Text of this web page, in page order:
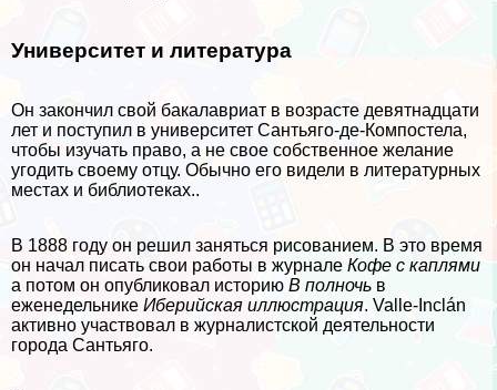
Университет и литература
Он закончил свой бакалавриат в возрасте девятнадцати
лет и поступил в университет Сантьяго-де-Компостела,
чтобы изучать право, а не свое собственное желание
угодить своему отцу. Обычно его видели в литературных
местах и ​​библиотеках..
В 1888 году он решил заняться рисованием. В это время
он начал писать свои работы в журнале Кофе с каплями
а потом он опубликовал историю В полночь в
еженедельнике Иберийская иллюстрация. Valle-Inclán
активно участвовал в журналистской деятельности
города Сантьяго.